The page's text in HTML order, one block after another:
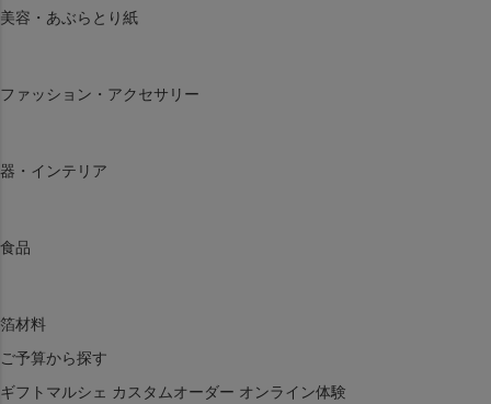
美容・あぶらとり紙
ファッション・アクセサリー
器・インテリア
食品
箔材料
ご予算から探す
ギフトマルシェ カスタムオーダー オンライン体験